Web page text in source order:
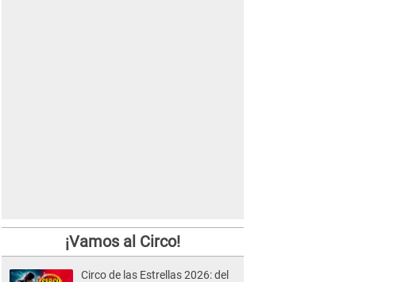
¡Vamos al Circo!
Circo de las Estrellas 2026: del